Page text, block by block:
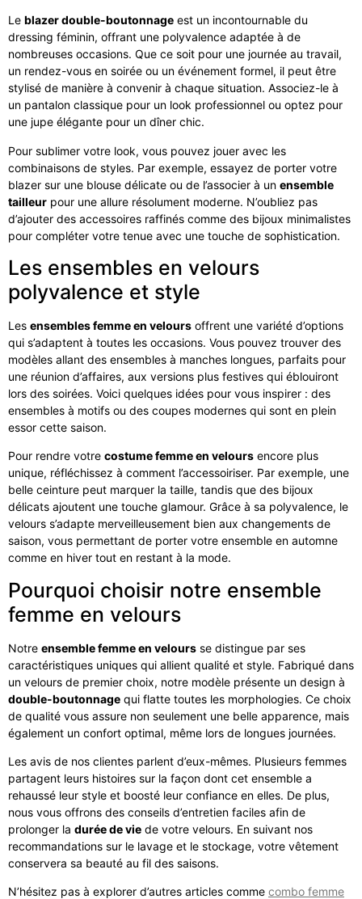
Le blazer double-boutonnage est un incontournable du
dressing féminin, offrant une polyvalence adaptée à de
nombreuses occasions. Que ce soit pour une journée au travail,
un rendez-vous en soirée ou un événement formel, il peut être
stylisé de manière à convenir à chaque situation. Associez-le à
un pantalon classique pour un look professionnel ou optez pour
une jupe élégante pour un dîner chic.
Pour sublimer votre look, vous pouvez jouer avec les
combinaisons de styles. Par exemple, essayez de porter votre
blazer sur une blouse délicate ou de l’associer à un ensemble
tailleur pour une allure résolument moderne. N’oubliez pas
d’ajouter des accessoires raffinés comme des bijoux minimalistes
pour compléter votre tenue avec une touche de sophistication.
Les ensembles en velours
polyvalence et style
Les ensembles femme en velours offrent une variété d’options
qui s’adaptent à toutes les occasions. Vous pouvez trouver des
modèles allant des ensembles à manches longues, parfaits pour
une réunion d’affaires, aux versions plus festives qui éblouiront
lors des soirées. Voici quelques idées pour vous inspirer : des
ensembles à motifs ou des coupes modernes qui sont en plein
essor cette saison.
Pour rendre votre costume femme en velours encore plus
unique, réfléchissez à comment l’accessoiriser. Par exemple, une
belle ceinture peut marquer la taille, tandis que des bijoux
délicats ajoutent une touche glamour. Grâce à sa polyvalence, le
velours s’adapte merveilleusement bien aux changements de
saison, vous permettant de porter votre ensemble en automne
comme en hiver tout en restant à la mode.
Pourquoi choisir notre ensemble
femme en velours
Notre ensemble femme en velours se distingue par ses
caractéristiques uniques qui allient qualité et style. Fabriqué dans
un velours de premier choix, notre modèle présente un design à
double-boutonnage qui flatte toutes les morphologies. Ce choix
de qualité vous assure non seulement une belle apparence, mais
également un confort optimal, même lors de longues journées.
Les avis de nos clientes parlent d’eux-mêmes. Plusieurs femmes
partagent leurs histoires sur la façon dont cet ensemble a
rehaussé leur style et boosté leur confiance en elles. De plus,
nous vous offrons des conseils d’entretien faciles afin de
prolonger la durée de vie de votre velours. En suivant nos
recommandations sur le lavage et le stockage, votre vêtement
conservera sa beauté au fil des saisons.
N’hésitez pas à explorer d’autres articles comme combo femme